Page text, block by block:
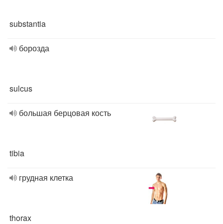
substantia
борозда
sulcus
большая берцовая кость
tibia
грудная клетка
thorax